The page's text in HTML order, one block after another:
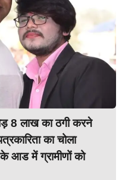
8 लाख का ठगी करने
का चोला
आड में ग्रामीणों को